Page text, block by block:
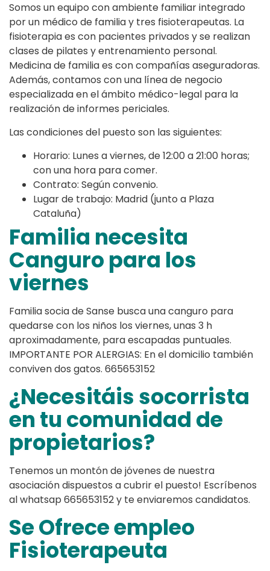
Somos un equipo con ambiente familiar integrado
por un médico de familia y tres fisioterapeutas. La
fisioterapia es con pacientes privados y se realizan
clases de pilates y entrenamiento personal.
Medicina de familia es con compañías aseguradoras.
Además, contamos con una línea de negocio
especializada en el ámbito médico-legal para la
realización de informes periciales.
Las condiciones del puesto son las siguientes:
Horario: Lunes a viernes, de 12:00 a 21:00 horas;
con una hora para comer.
Contrato: Según convenio.
Lugar de trabajo: Madrid (junto a Plaza
Cataluña)
Familia necesita
Canguro para los
viernes
Familia socia de Sanse busca una canguro para
quedarse con los niños los viernes, unas 3 h
aproximadamente, para escapadas puntuales.
IMPORTANTE POR ALERGIAS: En el domicilio también
conviven dos gatos. 665653152
¿Necesitáis socorrista
en tu comunidad de
propietarios?
Tenemos un montón de jóvenes de nuestra
asociación dispuestos a cubrir el puesto! Escríbenos
al whatsap 665653152 y te enviaremos candidatos.
Se Ofrece empleo
Fisioterapeuta